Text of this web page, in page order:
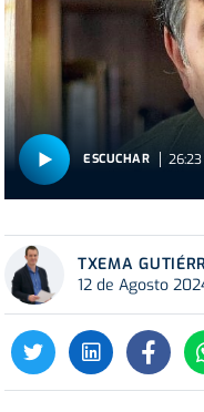
ESCUCHAR 26:23
TXEMA
12 de Agosto